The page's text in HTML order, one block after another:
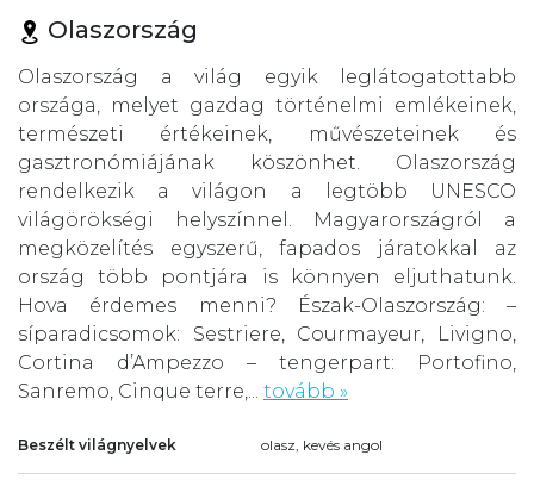
Olaszország
Olaszország a világ egyik leglátogatottabb
országa, melyet gazdag történelmi emlékeinek,
természeti értékeinek, művészeteinek és
gasztronómiájának köszönhet. Olaszország
rendelkezik a világon a legtöbb UNESCO
világörökségi helyszínnel. Magyarországról a
megközelítés egyszerű, fapados járatokkal az
ország több pontjára is könnyen eljuthatunk.
Hova érdemes menni? Észak-Olaszország: –
síparadicsomok: Sestriere, Courmayeur, Livigno,
Cortina d’Ampezzo – tengerpart: Portofino,
Sanremo, Cinque terre,... tovább »
Beszélt világnyelvek olasz, kevés angol